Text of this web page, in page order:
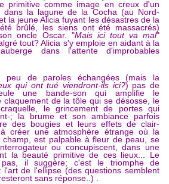
primitive comme image en creux d'un
dans la lagune de la Cocha (au Nord-
la jeune Alicia fuyant les désastres de la
brûlé, les siens ont été massacrés)
oncle Oscar. "Mais ici tout va mal"
tout? Alicia s'y emploie en aidant à la
dans l'attente d'improbables
peu de paroles échangées (mais la
qui ont tué viendront-ils ici?) pas de
une bande-son qui amplifie le
claquement de la tôle qui se désosse, le
le grincement de portes qui
; la brume et son ambiance parfois
des bougies et leurs effets de clair-
créer une atmosphère étrange où la
est palpable à fleur de peau, se
ou concupiscent, dans une
la beauté primitive de ces lieux... Le
pas, il suggère; c'est le triomphe de
l'art de l'ellipse (des questions semblent
sans réponse..) .